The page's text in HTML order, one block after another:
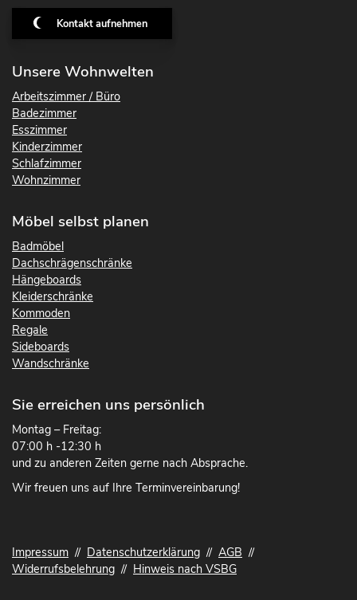
Kontakt aufnehmen
Unsere Wohnwelten
Arbeitszimmer / Büro
Badezimmer
Esszimmer
Kinderzimmer
Schlafzimmer
Wohnzimmer
Möbel selbst planen
Badmöbel
Dachschrägenschränke
Hängeboards
Kleiderschränke
Kommoden
Regale
Sideboards
Wandschränke
Sie erreichen uns persönlich
Montag – Freitag:
07:00 h -12:30 h
und zu anderen Zeiten gerne nach Absprache.
Wir freuen uns auf Ihre Terminvereinbarung!
Impressum // Datenschutzerklärung // AGB //
Widerrufsbelehrung // Hinweis nach VSBG